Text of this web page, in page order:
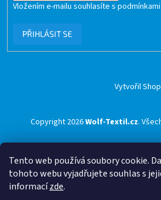
Tento web používá soubory cookie.
tohoto webu vyjadřujete souhlas s
informacízde.
Vložením e-mailu souhlasíte s
PŘIHLÁSIT SE
Vytvořil
Copyright 2026Wolf-Textil.cz.